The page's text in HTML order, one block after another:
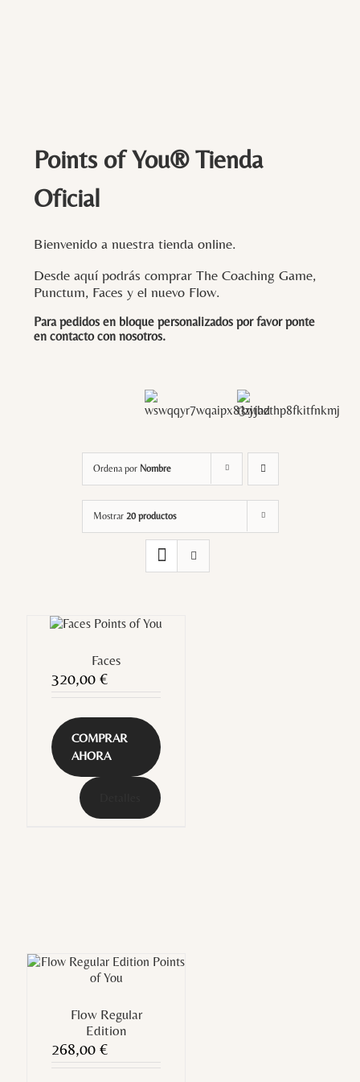
Points of You® Tienda
Oficial
Bienvenido a nuestra tienda online.
Desde aquí podrás comprar The Coaching Game,
Punctum, Faces y el nuevo Flow.
Para pedidos en bloque personalizados por favor ponte
en contacto con nosotros.
Ordena por Nombre
Mostrar 20 productos
Faces
320,00 €
COMPRAR
AHORA
Flow Regular
Edition
268,00 €